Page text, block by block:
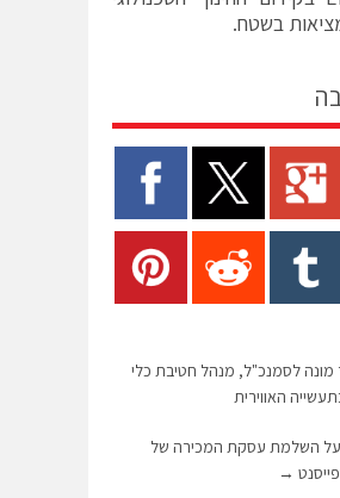
בשטח.
לסמנכ"ל, מנהל חטיבת כלי
האווירית
על השלמת עסקת המכירה של
→